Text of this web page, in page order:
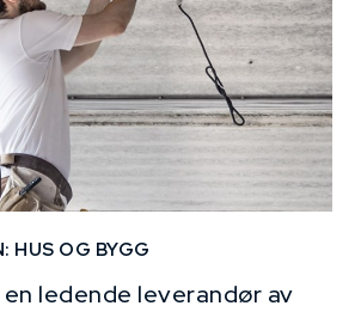
HUS OG BYGG
en ledende leverandør av